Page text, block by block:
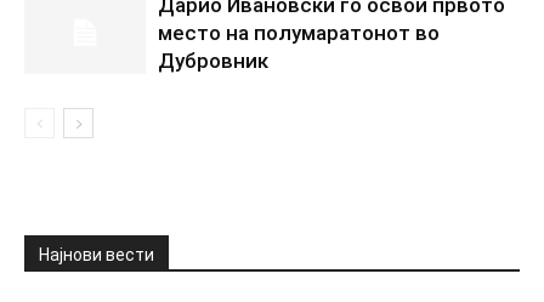
место на полумаратонот во
Дубровник
Најнови вести